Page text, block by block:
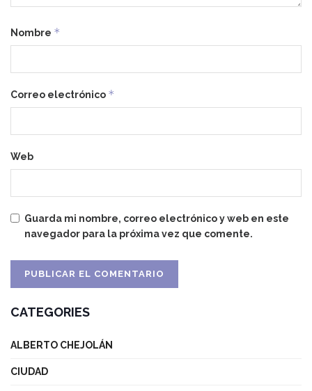
Nombre *
Correo electrónico *
Web
Guarda mi nombre, correo electrónico y web en este
navegador para la próxima vez que comente.
CATEGORIES
ALBERTO CHEJOLÁN
CIUDAD